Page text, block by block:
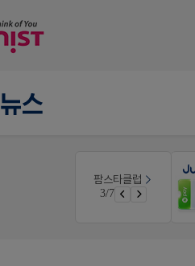
팜스타클럽
3/7 우리 가족 다양한 상처엔 비아핀!